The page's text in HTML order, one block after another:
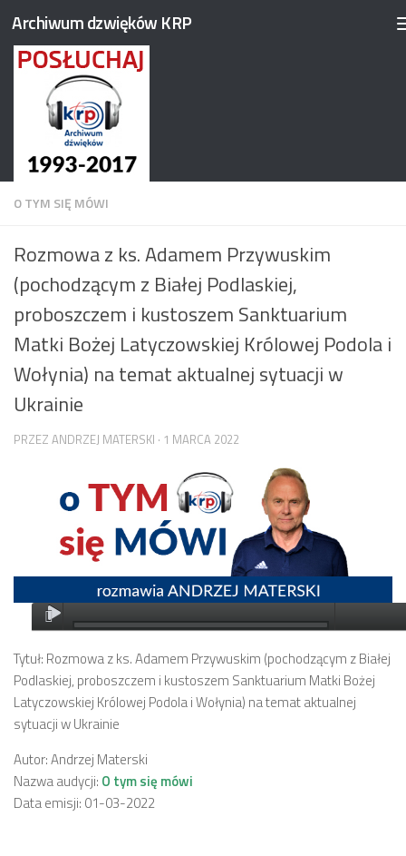
Przejdź do treści
Archiwum dzwięków KRP
O TYM SIĘ MÓWI
Rozmowa z ks. Adamem Przywuskim
(pochodzącym z Białej Podlaskiej,
proboszczem i kustoszem Sanktuarium
Matki Bożej Latyczowskiej Królowej Podola i
Wołynia) na temat aktualnej sytuacji w
Ukrainie
PRZEZ ANDRZEJ MATERSKI · 1 MARCA 2022
Tytuł: Rozmowa z ks. Adamem Przywuskim (pochodzącym z Białej
Podlaskiej, proboszczem i kustoszem Sanktuarium Matki Bożej
Latyczowskiej Królowej Podola i Wołynia) na temat aktualnej
sytuacji w Ukrainie
Autor: Andrzej Materski
Nazwa audycji: O tym się mówi
Data emisji: 01-03-2022